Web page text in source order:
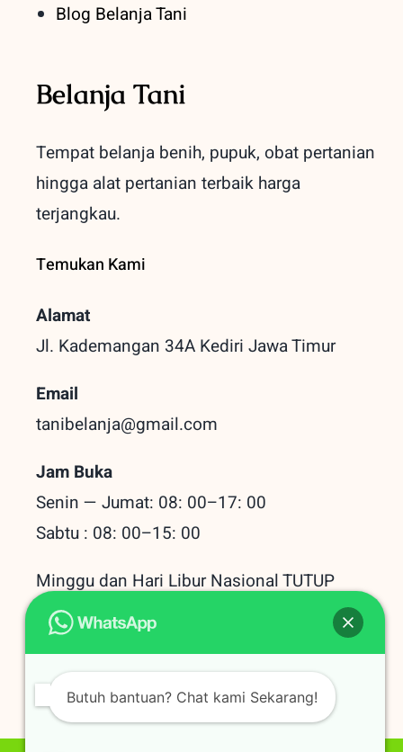
Blog Belanja Tani
Belanja Tani
Tempat belanja benih, pupuk, obat pertanian
hingga alat pertanian terbaikharga
terjangkau.
Temukan Kami
Alamat
Jl. Kademangan 34A Kediri Jawa Timur
Email
tanibelanja@gmail.com
Jam Buka
Senin — Jumat: 08: 00–17: 00
Sabtu : 08: 00–15: 00
Minggu dan Hari Libur Nasional TUTUP
Baru Dilihat
Butuh bantuan? Chat kami Sekarang!